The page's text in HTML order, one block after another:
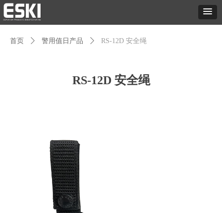
首页 ꄲ 警用值日产品 ꄲ RS-12D 安全绳
RS-12D 安全绳